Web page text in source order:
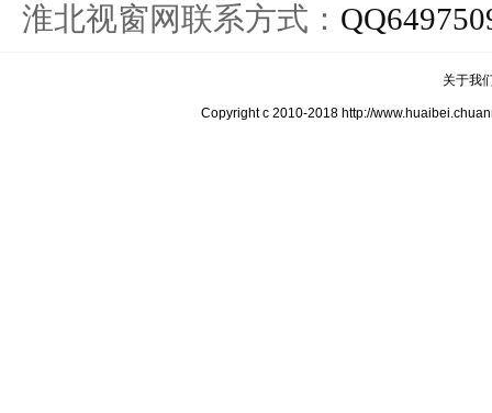
淮北视窗网联系方式：
关于我
Copyright c 2010-2018 http://